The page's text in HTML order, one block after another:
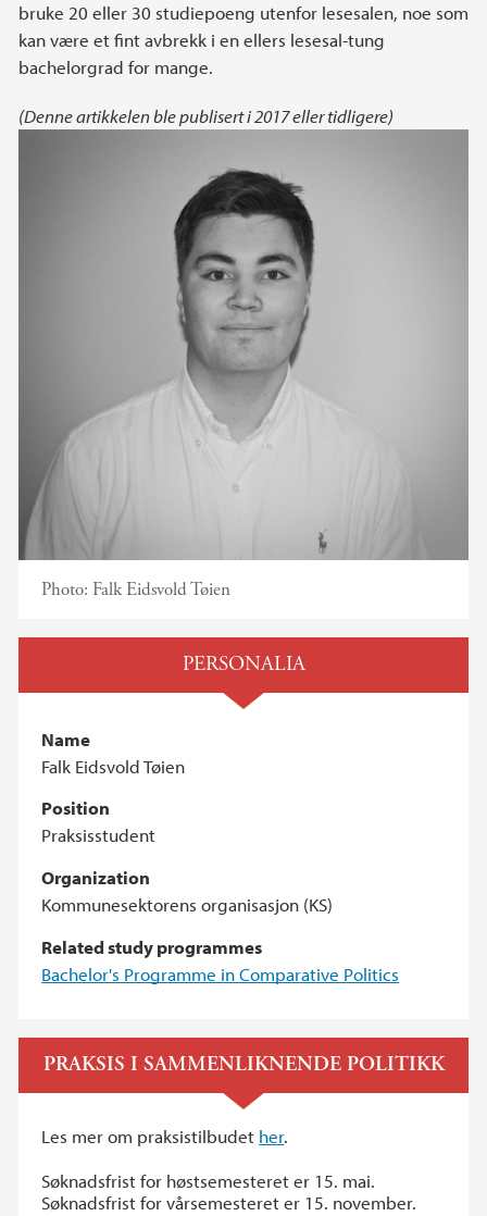
bruke 20 eller 30 studiepoeng utenfor lesesalen, noe som
kan være et fint avbrekk i en ellers lesesal-tung
bachelorgrad for mange.
(Denne artikkelen ble publisert i 2017 eller tidligere)
Photo: Falk Eidsvold Tøien
PERSONALIA
Name
Falk Eidsvold Tøien
Position
Praksisstudent
Organization
Kommunesektorens organisasjon (KS)
Related study programmes
Bachelor's Programme in Comparative Politics
PRAKSIS I SAMMENLIKNENDE POLITIKK
Les mer om praksistilbudet her.
Søknadsfrist for høstsemesteret er 15. mai.
Søknadsfrist for vårsemesteret er 15. november.